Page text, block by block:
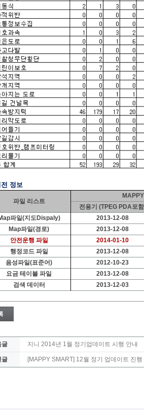
정보
파일 리스트
전용기 (TPEG PDA포
파일(지도Dispaly)
2013-12-08
Map파일(경로)
2013-12-08
안전운행 파일
2014-01-10
행정코드 파일
2013-12-08
음성파일(표준어)
2012-10-23
요금 테이블 파일
2013-12-08
검색 데이터
2013-12-03
글 지니 2014년 1월 정기업데이트 시행 안내
글 [MAPPY SMART] 12월 정기 업데이트 진행